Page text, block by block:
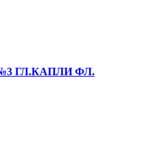
ГЛ.КАПЛИ ФЛ.